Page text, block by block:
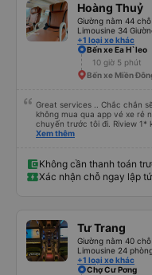
Hoàng Thuỷ
Giường nằm 44 chỗ
Limousine 34
+1 loại xe khác
Bến xe Ea H`leo
10 giờ 5 phút
Bến xe Miền
Great services .. Chắc chắn
không mua qua app vé xe rẻ
chuyến trước tôi đi. Riview 1*
lý với khách hàng” trong khi
Chúng tôi cũng sẽ viết bài
Dalat lẫn vé xe rẻ. Xin cảm ơn.
Xem thêm
Không cần thanh toán
Xác nhận chỗ ngay lập
Tư Trang
Giường nằm 40 chỗ
Limousine 24
+1 loại xe khác
Chợ Cư Pơng